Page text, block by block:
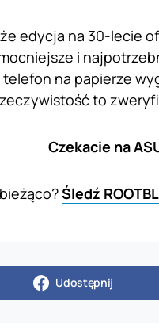
edycja na 30-lecie
i
telefon na papierze
to
Czekacie na
Śledź
Udostępnij